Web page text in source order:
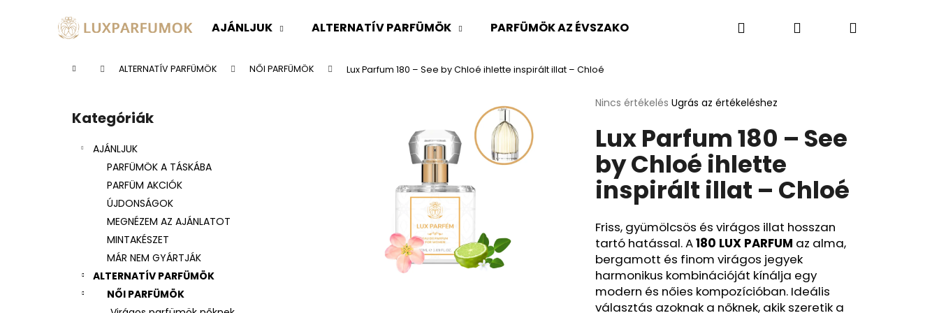
AJÁNLJUK ALTERNATÍV PARFÜMÖK PARFÜMÖK AZ ÉVSZAKOK SZERINT Kapcsolatok A BLOG
KeresésBejelentkezés
Kosár
KezdőlapALTERNATÍV PARFÜMÖK NŐI PARFÜMÖK Lux Parfum 180 – See by Chloé ihlette inspirált illat – Chloé
Kategóriák
átugrása
Kategóriák
AJÁNLJUK
PARFÜMÖK A TÁSKÁBA
PARFÜM AKCIÓK
ÚJDONSÁGOK
MEGNÉZEM AZ AJÁNLATOT
MINTAKÉSZET
MÁR NEM GYÁRTJÁK
ALTERNATÍV PARFÜMÖK
NŐI PARFÜMÖK
A
átlagos
értékelése
5-
ből
0,0
csillag.
Nincs értékelés Ugrás az értékeléshez
Lux Parfum 180 – See
by Chloé ihlette
inspirált illat – Chloé
Friss, gyümölcsös és virágos illat hosszan
tartó hatással. A180 LUX PARFUM az alma,
bergamott és finom virágos jegyek
harmonikus kombinációját kínálja egy
modern és nőies kompozícióban. Ideális
választás azoknak a nőknek, akik szeretik a
Vissza
Vissza
Mit keres?
KERESÉS
Ajánljuk
Következő